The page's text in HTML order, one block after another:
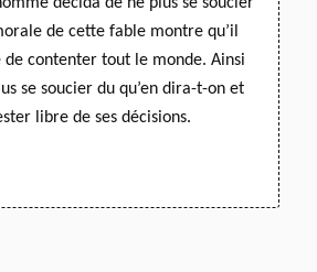
de cette fable montre qu’il
de contenter tout le monde. Ainsi
se soucier du qu’en dira-t-onet
libre de ses décisions.